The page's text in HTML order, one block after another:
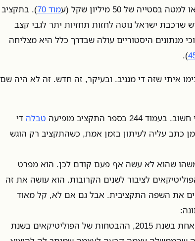
של 50 מיליון שקל (ע
מוד 70
). בתקציב
ישראל נוטה לחזות תחזיות יתר לגבי קצב
מנתונים היסטוריים עולה שבדרך כלל היא מצליחה
).
איתי שזה די מגניב. ובעיקר, זה חדש. זה לא היה שם
התקציב מופיעה טבלה די
כתב עליה לעיתון בזמן אמת, כשהתקציב רק הוגש
עשה משהו שהוא לא עשה אף פעם קודם לכן. הוא מפרט
לציבור לשנים הקרובות. הוא עושה את זה
את השפה התקציבית. אבל גם אם לא, קל מאוד
כבר עכשיו, עוד לפני שקיבלו החלטה אחת בשנת 2015, ההבטחות של הפוליטיקאים בשנת